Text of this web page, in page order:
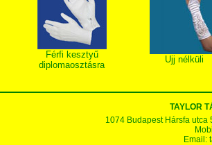
Férfi kesztyű
diplomaosztásra
Ujj nélküli
TAYLOR
1074 Budapest Hársfa utca
Email: